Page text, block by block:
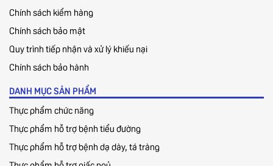
Chính sách kiểm hàng
Chính sách bảo mật
Quy trình tiếp nhận và xử lý khiếu nại
Chính sách bảo hành
DANH MỤC SẢN PHẨM
Thực phẩm chức năng
Thực phẩm hỗ trợ bệnh tiểu đường
Thực phẩm hỗ trợ bệnh dạ dày, tá tràng